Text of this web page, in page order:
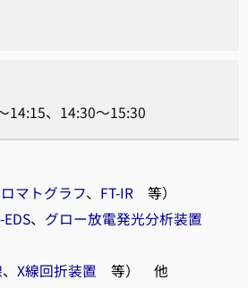
14:15、14:30～15:30
マトグラフ、 FT-IR 等）
EDS、 グロー放電発光分析装置
、 X線回折装置 等） 他